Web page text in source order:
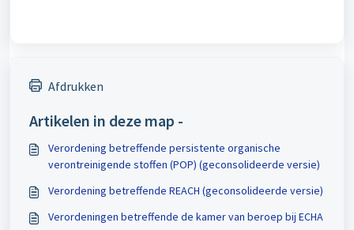
Afdrukken
Artikelen in deze map -
Verordening betreffende persistente organische
verontreinigende stoffen (POP) (geconsolideerde versie)
Verordening betreffende REACH (geconsolideerde versie)
Verordeningen betreffende de kamer van beroep bij ECHA